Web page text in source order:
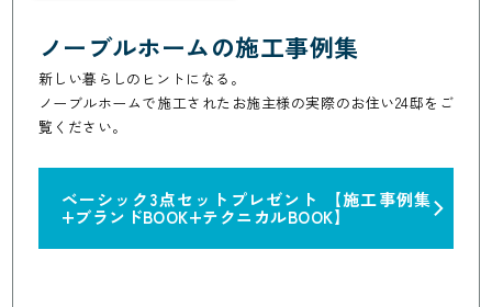
ノーブルホームの施工事例集
新しい暮らしのヒントになる。
ノーブルホームで施工されたお施主様の実際のお住い24邸をご
覧ください。
ベーシック3点セットプレゼント 【施工事例集
+ブランドBOOK+テクニカルBOOK】